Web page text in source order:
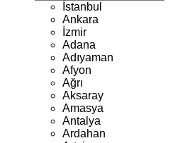
İstanbul
Ankara
İzmir
Adana
Adıyaman
Afyon
Ağrı
Aksaray
Amasya
Antalya
Ardahan